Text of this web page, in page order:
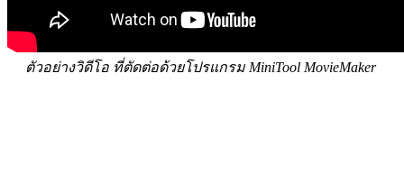
ตัวอย่างวิดีโอ ที่ตัดต่อด้วยโปรแกรม MiniTool MovieMaker